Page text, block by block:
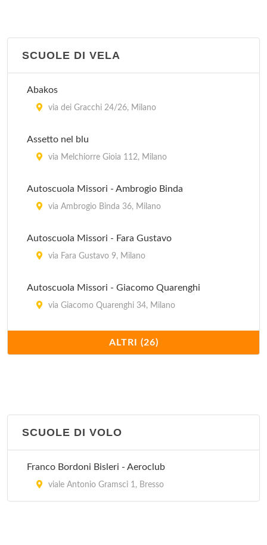
SCUOLE DI VELA
Abakos
via dei Gracchi 24/26, Milano
Assetto nel blu
via Melchiorre Gioia 112, Milano
Autoscuola Missori - Ambrogio Binda
via Ambrogio Binda 36, Milano
Autoscuola Missori - Fara Gustavo
via Fara Gustavo 9, Milano
Autoscuola Missori - Giacomo Quarenghi
via Giacomo Quarenghi 34, Milano
Autoscuola Missori - Porta Romana
corso di Porta Romana 9, Milano
Blu Progetto Mare
Blu Sailing
via Principe Eugenio 24, Milano
ALTRI (26)
SCUOLE DI VOLO
Franco Bordoni Bisleri - Aeroclub
viale Antonio Gramsci 1, Bresso